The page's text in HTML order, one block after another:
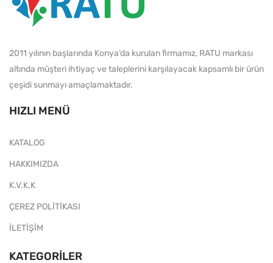
2011 yılının başlarında Konya’da kurulan firmamız, RATU markası
altında müşteri ihtiyaç ve taleplerini karşılayacak kapsamlı bir ürün
çeşidi sunmayı amaçlamaktadır.
HIZLI MENÜ
KATALOG
HAKKIMIZDA
K.V.K.K
ÇEREZ POLİTİKASI
İLETİŞİM
KATEGORILER